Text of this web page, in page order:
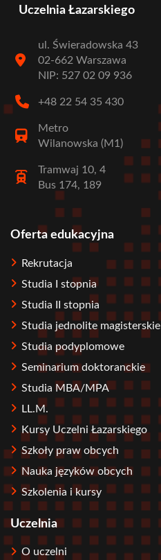
Uczelnia Łazarskiego
ul. Świeradowska 43
02-662 Warszawa
NIP: 527 02 09 936
+48 22 54 35 430
Metro
Wilanowska (M1)
Tramwaj 10, 4
Bus 174, 189
Stopka
Oferta edukacyjna
Rekrutacja
Studia I stopnia
Studia II stopnia
Studia jednolite magisterskie
Studia podyplomowe
Seminarium doktoranckie
Studia MBA/MPA
LL.M.
Kursy Uczelni Łazarskiego
Szkoły praw obcych
Nauka języków obcych
Szkolenia i kursy
Uczelnia
O uczelni